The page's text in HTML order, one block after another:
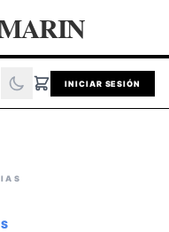
INICIAR SESIÓN